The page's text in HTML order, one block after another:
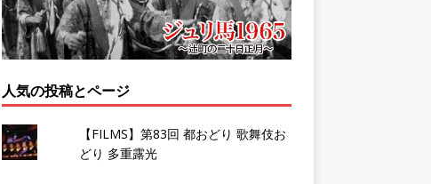
人気の投稿とページ
【FILMS】第83回 都おどり 歌舞伎お
どり 多重露光